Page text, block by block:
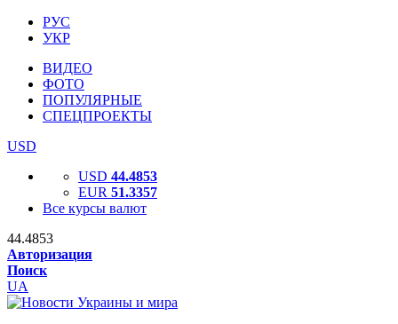
РУС
УКР
ВИДЕО
ФОТО
ПОПУЛЯРНЫЕ
СПЕЦПРОЕКТЫ
USD
USD 44.4853
EUR 51.3357
Все курсы валют
44.4853
Авторизация
Поиск
UA